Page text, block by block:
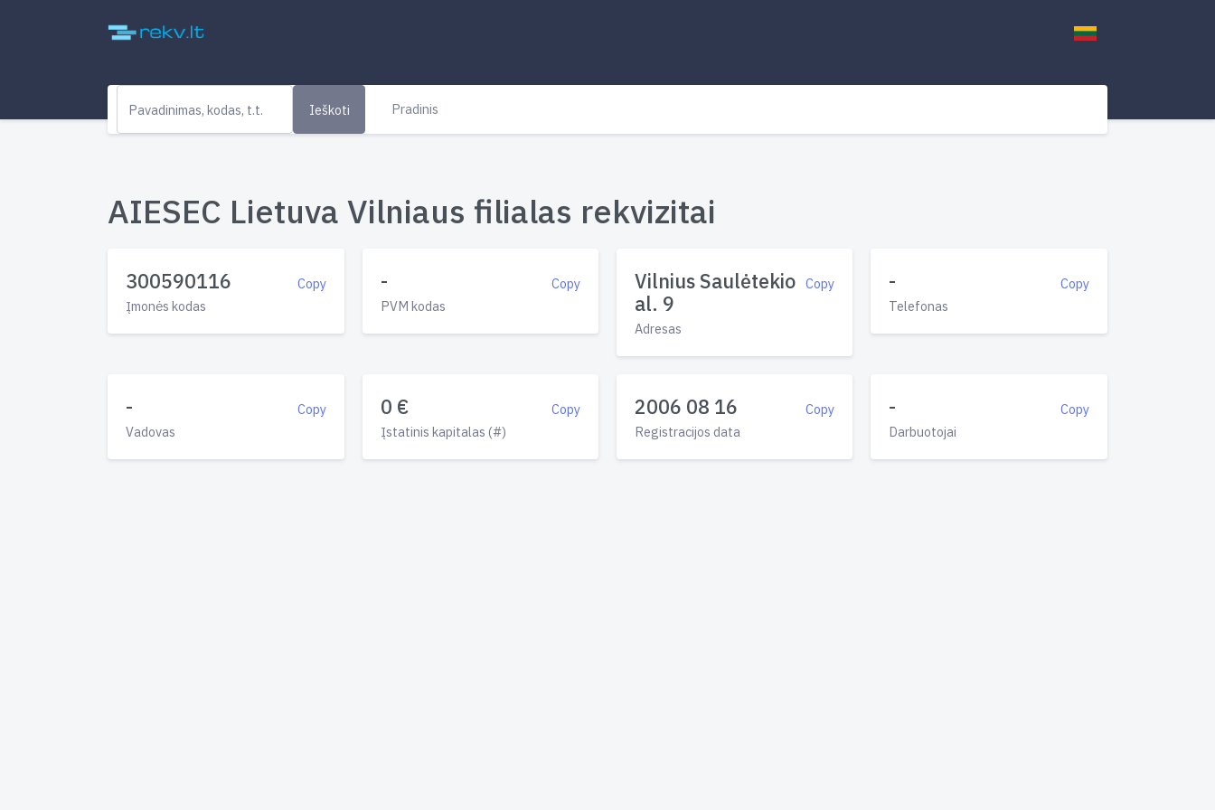
Ieškoti Pradinis
AIESEC Lietuva Vilniaus filialas rekvizitai
Copy
300590116
Įmonės kodas
Copy
-
PVM kodas
Copy
Vilnius Saulėtekio
al. 9
Adresas
Copy
-
Telefonas
Copy
-
Vadovas
Copy
0 €
Įstatinis kapitalas (#)
Copy
2006 08 16
Registracijos data
Copy
-
Darbuotojai